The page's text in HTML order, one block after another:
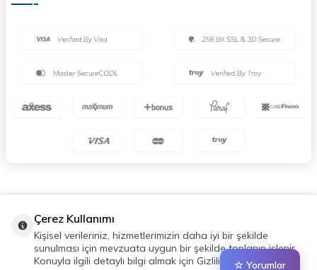
☆ Yorumlar
Çerez Kullanımı
Kişisel verileriniz, hizmetlerimizin daha iyi bir şekilde
sunulması için mevzuata uygun bir şekilde toplanıp işlenir.
Konuyla ilgili detaylı bilgi almak için Gizlilik Politikamızı